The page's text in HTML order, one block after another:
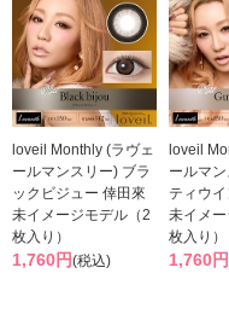
loveil Monthly (ラヴェ
ールマンスリー) ブラ
ックビジュー 倖田來
未イメージモデル（2
枚入り）
1,760円(税込)
loveil
ールマ
ティウ
未イメ
枚入り）
1,760円